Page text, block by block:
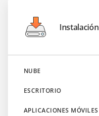
Instalación
NUBE
ESCRITORIO
APLICACIONES MÓVILES